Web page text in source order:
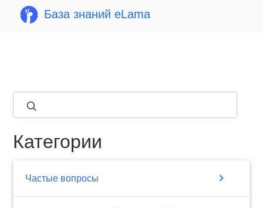
База знаний eLama
Категории
Частые вопросы chevron_right